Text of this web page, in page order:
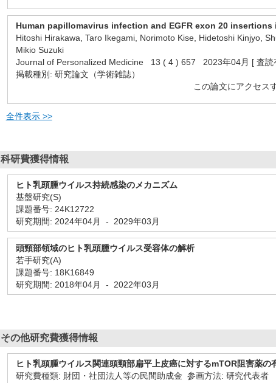
Human papillomavirus infection and EGFR exon 20
Hitoshi Hirakawa, Taro Ikegami, Norimoto Kise, Hidetoshi Kinjyo,
Mikio Suzuki
Journal of Personalized Medicine 13 ( 4 ) 657 2023年04月 [ 査読
掲載種別: 研究論文（学術雑誌）
この論文にアクセス
全件表示 >>
科研費獲得情報
ヒト乳頭腫ウイルス持続感染のメカニズム
基盤研究(S)
課題番号: 24K12722
研究期間: 2024年04月 - 2029年03月
頭頸部領域のヒト乳頭腫ウイルス受容体の解析
若手研究(A)
課題番号: 18K16849
研究期間: 2018年04月 - 2022年03月
その他研究費獲得情報
ヒト乳頭腫ウイルス関連頭頸部扁平上皮癌に対するmTOR阻害薬の
研究費種類: 財団・社団法人等の民間助成金 参画方法: 研究代表者